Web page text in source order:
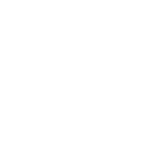
Adif informa que
recuperará la
Cercanías y alta
Madrid, Valencia y